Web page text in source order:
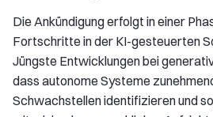
Die Ankündigung erfolgt in einer
Fortschritte in der KI-gesteuerten
Jüngste Entwicklungen bei
dass autonome Systeme
Schwachstellen identifizieren und